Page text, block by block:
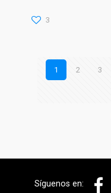
3
1 2 3
Síguenos en: